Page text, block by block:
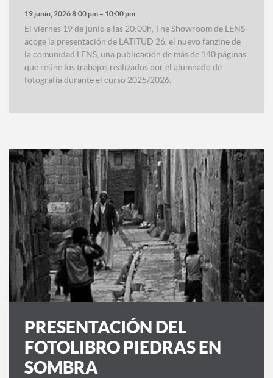
19 junio, 2026 8:00 pm – 10:00 pm
El viernes 19 de junio a las 20:00h, The Showroom de LENS
acoge la presentación de LATITUD 26, el nuevo fanzine de
la comunidad LENS, una publicación de más de 140 páginas
que reúne los trabajos realizados por el alumnado de
fotografía durante el curso 2025/2026.
PRESENTACIÓN DEL
FOTOLIBRO PIEDRAS EN
SOMBRA